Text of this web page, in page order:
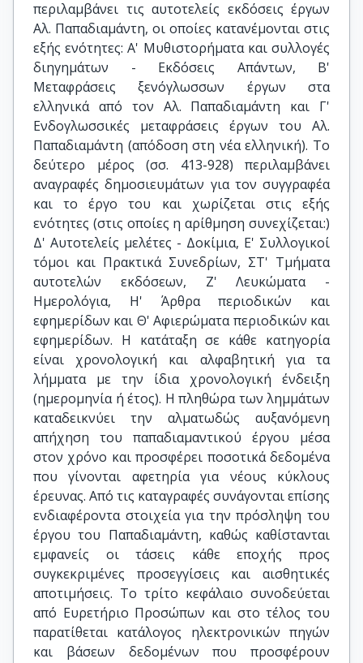
περιλαμβάνει τις αυτοτελείς εκδόσεις έργων
Αλ. Παπαδιαμάντη, οι οποίες κατανέμονται στις
εξής ενότητες: Α' Μυθιστορήματα και συλλογές
διηγημάτων - Εκδόσεις Απάντων, Β'
Μεταφράσεις ξενόγλωσσων έργων στα
ελληνικά από τον Αλ. Παπαδιαμάντη και Γ'
Ενδογλωσσικές μεταφράσεις έργων του Αλ.
Παπαδιαμάντη (απόδοση στη νέα ελληνική). Το
δεύτερο μέρος (σσ. 413-928) περιλαμβάνει
αναγραφές δημοσιευμάτων για τον συγγραφέα
και το έργο του και χωρίζεται στις εξής
ενότητες (στις οποίες η αρίθμηση συνεχίζεται:)
Δ' Αυτοτελείς μελέτες - Δοκίμια, Ε' Συλλογικοί
τόμοι και Πρακτικά Συνεδρίων, ΣΤ' Τμήματα
αυτοτελών εκδόσεων, Ζ' Λευκώματα -
Ημερολόγια, Η' Άρθρα περιοδικών και
εφημερίδων και Θ' Αφιερώματα περιοδικών και
εφημερίδων. Η κατάταξη σε κάθε κατηγορία
είναι χρονολογική και αλφαβητική για τα
λήμματα με την ίδια χρονολογική ένδειξη
(ημερομηνία ή έτος). Η πληθώρα των λημμάτων
καταδεικνύει την αλματωδώς αυξανόμενη
απήχηση του παπαδιαμαντικού έργου μέσα
στον χρόνο και προσφέρει ποσοτικά δεδομένα
που γίνονται αφετηρία για νέους κύκλους
έρευνας. Από τις καταγραφές συνάγονται επίσης
ενδιαφέροντα στοιχεία για την πρόσληψη του
έργου του Παπαδιαμάντη, καθώς καθίστανται
εμφανείς οι τάσεις κάθε εποχής προς
συγκεκριμένες προσεγγίσεις και αισθητικές
αποτιμήσεις. Το τρίτο κεφάλαιο συνοδεύεται
από Ευρετήριο Προσώπων και στο τέλος του
παρατίθεται κατάλογος ηλεκτρονικών πηγών
και βάσεων δεδομένων που προσφέρουν